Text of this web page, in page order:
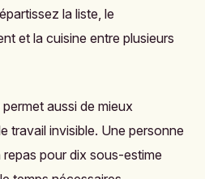
la liste, le
et la cuisine entre plusieurs
aussi de mieux
travail invisible. Une personne
repas pour dix sous-estime